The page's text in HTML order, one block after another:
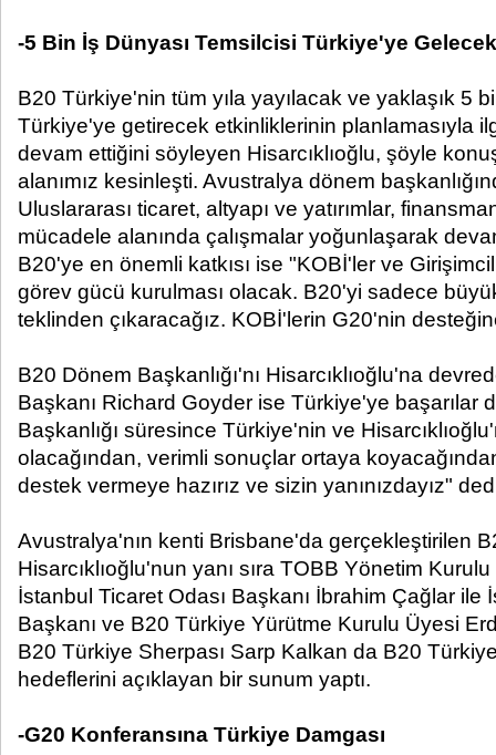
-5 Bin İş Dünyası Temsilcisi Türkiye'ye Gelecek
B20 Türkiye'nin tüm yıla yayılacak ve yaklaşık 5
Türkiye'ye getirecek etkinliklerinin planlamasıyla
devam ettiğini söyleyen Hisarcıklıoğlu, şöyle
alanımız kesinleşti. Avustralya dönem
Uluslararası ticaret, altyapı ve yatırımlar,
mücadele alanında çalışmalar yoğunlaşarak
B20'ye en önemli katkısı ise "KOBİ'ler ve
görev gücü kurulması olacak. B20'yi sadece
teklinden çıkaracağız. KOBİ'lerin G20'nin
B20 Dönem Başkanlığı'nı Hisarcıklıoğlu'na
Başkanı Richard Goyder ise Türkiye'ye başarılar
Başkanlığı süresince Türkiye'nin ve
olacağından, verimli sonuçlar ortaya
destek vermeye hazırız ve sizin yanınızdayız"
Avustralya'nın kenti Brisbane'da gerçekleştirilen
Hisarcıklıoğlu'nun yanı sıra TOBB Yönetim Kurulu
İstanbul Ticaret Odası Başkanı İbrahim Çağlar ile
Başkanı ve B20 Türkiye Yürütme Kurulu Üyesi
B20 Türkiye Sherpası Sarp Kalkan da B20
hedeflerini açıklayan bir sunum yaptı.
-G20 Konferansına Türkiye Damgası